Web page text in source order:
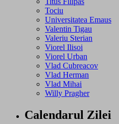
Tociu
Universitatea Emaus
Valentin Tigau
Valeriu Sterian
Viorel Ilisoi
Viorel Urban
Vlad Cubreacov
Vlad Herman
Vlad Mihai
Willy Pragher
Calendarul Zilei